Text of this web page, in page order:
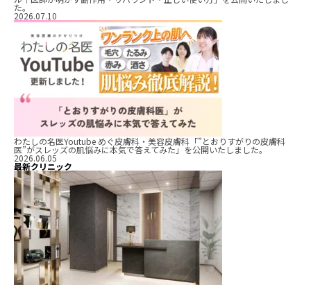
た。
2026.07.10
わたしの名医Youtube めぐ皮膚科・美容皮膚科「”とおりすがりの皮膚科
医”がスレッズの肌悩みに本気で答えてみた」を公開いたしました。
2026.06.05
最新クリニック